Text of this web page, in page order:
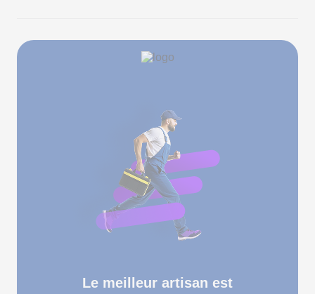
Le meilleur artisan est